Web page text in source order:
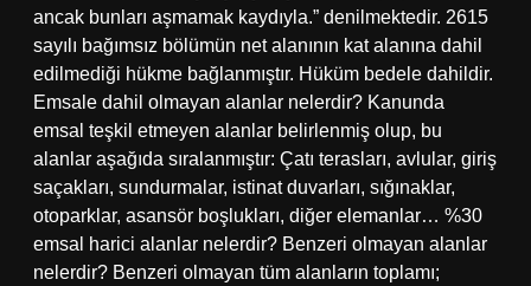
ancak bunları aşmamak kaydıyla.” denilmektedir. 2615
sayılı bağımsız bölümün net alanının kat alanına dahil
edilmediği hükme bağlanmıştır. Hüküm bedele dahildir.
Emsale dahil olmayan alanlar nelerdir? Kanunda
emsal teşkil etmeyen alanlar belirlenmiş olup, bu
alanlar aşağıda sıralanmıştır: Çatı terasları, avlular, giriş
saçakları, sundurmalar, istinat duvarları, sığınaklar,
otoparklar, asansör boşlukları, diğer elemanlar… %30
emsal harici alanlar nelerdir? Benzeri olmayan alanlar
nelerdir? Benzeri olmayan tüm alanların toplamı;